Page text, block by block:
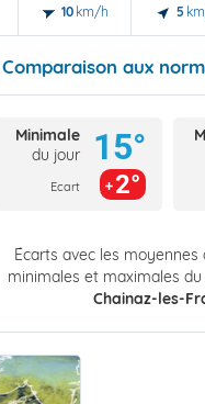
10 km/h 5
Comparaison aux
Minimale
du jour
Ecart
15°
2°
Écarts avec les
minimales et maximales
Chainaz-les-